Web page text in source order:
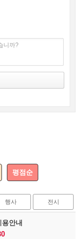
니까?
평점순
행사 전시
안내